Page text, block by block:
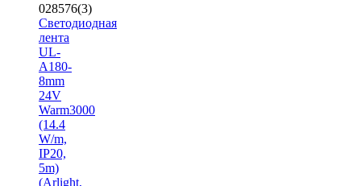
028576(3)
Светодиодная
лента
UL-
A180-
8mm
24V
Warm3000
(14.4
W/m,
IP20,
5m)
(Arlight,